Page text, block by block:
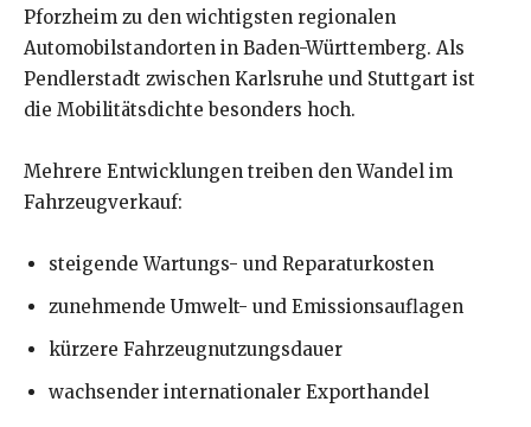
Pforzheim zu den wichtigsten regionalen
Automobilstandorten in Baden-Württemberg. Als
Pendlerstadt zwischen Karlsruhe und Stuttgart ist
die Mobilitätsdichte besonders hoch.
Mehrere Entwicklungen treiben den Wandel im
Fahrzeugverkauf:
steigende Wartungs- und Reparaturkosten
zunehmende Umwelt- und Emissionsauflagen
kürzere Fahrzeugnutzungsdauer
wachsender internationaler Exporthandel